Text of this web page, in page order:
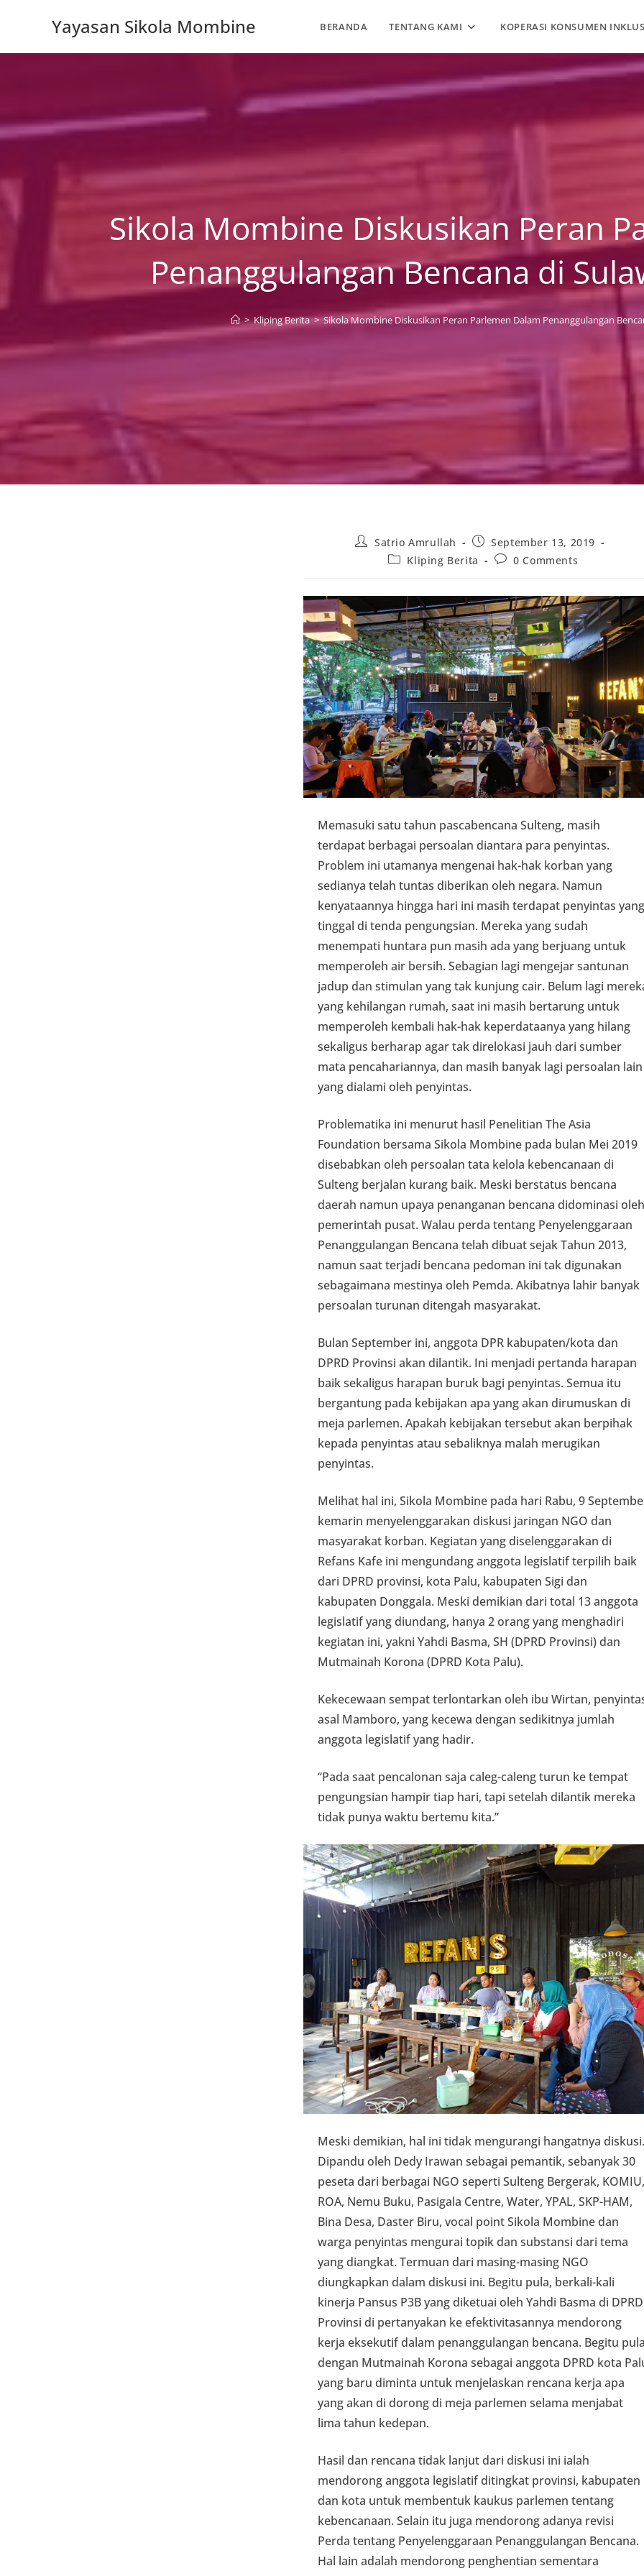
Yayasan Sikola Mombine BERANDA TENTANG KAMI KOPERASI KONSUMEN
Sikola Mombine Diskusikan Peran
Penanggulangan Bencana di
> Kliping Berita > Sikola Mombine Diskusikan Peran Parlemen Dalam Penanggulangan
Post
author:
Satrio Amrullah
Post
published:
September 13, 2019
PostKliping Berita
Post0 Comments
Memasuki satu tahun pascabencana Sulteng, masih
terdapat berbagai persoalan diantara para penyintas.
Problem ini utamanya mengenai hak-hak korban yang
sedianya telah tuntas diberikan oleh negara. Namun
kenyataannya hingga hari ini masih terdapat penyintas yang
tinggal di tenda pengungsian. Mereka yang sudah
menempati huntara pun masih ada yang berjuang untuk
memperoleh air bersih. Sebagian lagi mengejar santunan
jadup dan stimulan yang tak kunjung cair. Belum lagi
yang kehilangan rumah, saat ini masih bertarung untuk
memperoleh kembali hak-hak keperdataanya yang hilang
sekaligus berharap agar tak direlokasi jauh dari sumber
mata pencahariannya, dan masih banyak lagi persoalan lain
yang dialami oleh penyintas.
Problematika ini menurut hasil Penelitian The Asia
Foundation bersama Sikola Mombine pada bulan Mei 2019
disebabkan oleh persoalan tata kelola kebencanaan di
Sulteng berjalan kurang baik. Meski berstatus bencana
daerah namun upaya penanganan bencana didominasi oleh
pemerintah pusat. Walau perda tentang Penyelenggaraan
Penanggulangan Bencana telah dibuat sejak Tahun 2013,
namun saat terjadi bencana pedoman ini tak digunakan
sebagaimana mestinya oleh Pemda. Akibatnya lahir banyak
persoalan turunan ditengah masyarakat.
Bulan September ini, anggota DPR kabupaten/kota dan
DPRD Provinsi akan dilantik. Ini menjadi pertanda harapan
baik sekaligus harapan buruk bagi penyintas. Semua itu
bergantung pada kebijakan apa yang akan dirumuskan di
meja parlemen. Apakah kebijakan tersebut akan berpihak
kepada penyintas atau sebaliknya malah merugikan
penyintas.
Melihat hal ini, Sikola Mombine pada hari Rabu, 9
kemarin menyelenggarakan diskusi jaringan NGO dan
masyarakat korban. Kegiatan yang diselenggarakan di
Refans Kafe ini mengundang anggota legislatif terpilih baik
dari DPRD provinsi, kota Palu, kabupaten Sigi dan
kabupaten Donggala. Meski demikian dari total 13 anggota
legislatif yang diundang, hanya 2 orang yang menghadiri
kegiatan ini, yakni Yahdi Basma, SH (DPRD Provinsi) dan
Mutmainah Korona (DPRD Kota Palu).
Kekecewaan sempat terlontarkan oleh ibu Wirtan,
asal Mamboro, yang kecewa dengan sedikitnya jumlah
anggota legislatif yang hadir.
“Pada saat pencalonan saja caleg-caleng turun ke tempat
pengungsian hampir tiap hari, tapi setelah dilantik mereka
tidak punya waktu bertemu kita.”
Meski demikian, hal ini tidak mengurangi hangatnya diskusi.
Dipandu oleh Dedy Irawan sebagai pemantik, sebanyak 30
peseta dari berbagai NGO seperti Sulteng Bergerak, KOMIU,
ROA, Nemu Buku, Pasigala Centre, Water, YPAL, SKP-HAM,
Bina Desa, Daster Biru, vocal point Sikola Mombine dan
warga penyintas mengurai topik dan substansi dari tema
yang diangkat. Termuan dari masing-masing NGO
diungkapkan dalam diskusi ini. Begitu pula, berkali-kali
kinerja Pansus P3B yang diketuai oleh Yahdi Basma di DPRD
Provinsi di pertanyakan ke efektivitasannya mendorong
kerja eksekutif dalam penanggulangan bencana. Begitu
dengan Mutmainah Korona sebagai anggota DPRD kota
yang baru diminta untuk menjelaskan rencana kerja apa
yang akan di dorong di meja parlemen selama menjabat
lima tahun kedepan.
Hasil dan rencana tidak lanjut dari diskusi ini ialah
mendorong anggota legislatif ditingkat provinsi, kabupaten
dan kota untuk membentuk kaukus parlemen tentang
kebencanaan. Selain itu juga mendorong adanya revisi
Perda tentang Penyelenggaraan Penanggulangan Bencana.
Hal lain adalah mendorong penghentian sementara